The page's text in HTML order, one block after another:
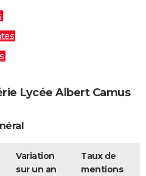
Lycée Albert Camus
Variation
sur un an
Taux de
mentions